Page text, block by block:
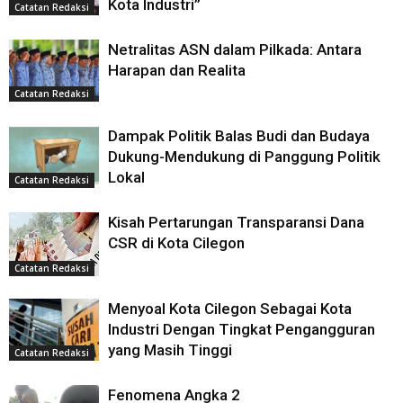
Catatan Redaksi Kota Industri”
Catatan Redaksi
Netralitas ASN dalam Pilkada: Antara
Harapan dan Realita
Catatan Redaksi
Dampak Politik Balas Budi dan Budaya
Dukung-Mendukung di Panggung Politik
Lokal
Catatan Redaksi
Kisah Pertarungan Transparansi Dana
CSR di Kota Cilegon
Catatan Redaksi
Menyoal Kota Cilegon Sebagai Kota
Industri Dengan Tingkat Pengangguran
yang Masih Tinggi
Fenomena Angka 2